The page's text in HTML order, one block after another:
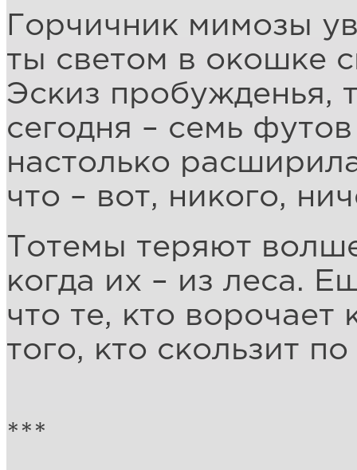
Горчичник мимозы
ты светом в окошке
Эскиз пробужденья,
сегодня – семь
настолько
что – вот, никого,
Тотемы теряют
когда их – из леса.
что те, кто ворочает
того, кто скользит
***